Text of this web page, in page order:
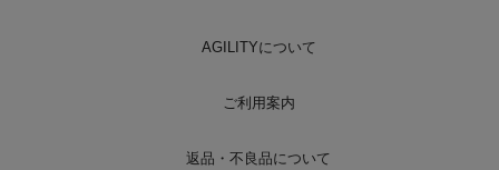
AGILITYについて
ご利用案内
返品・不良品について